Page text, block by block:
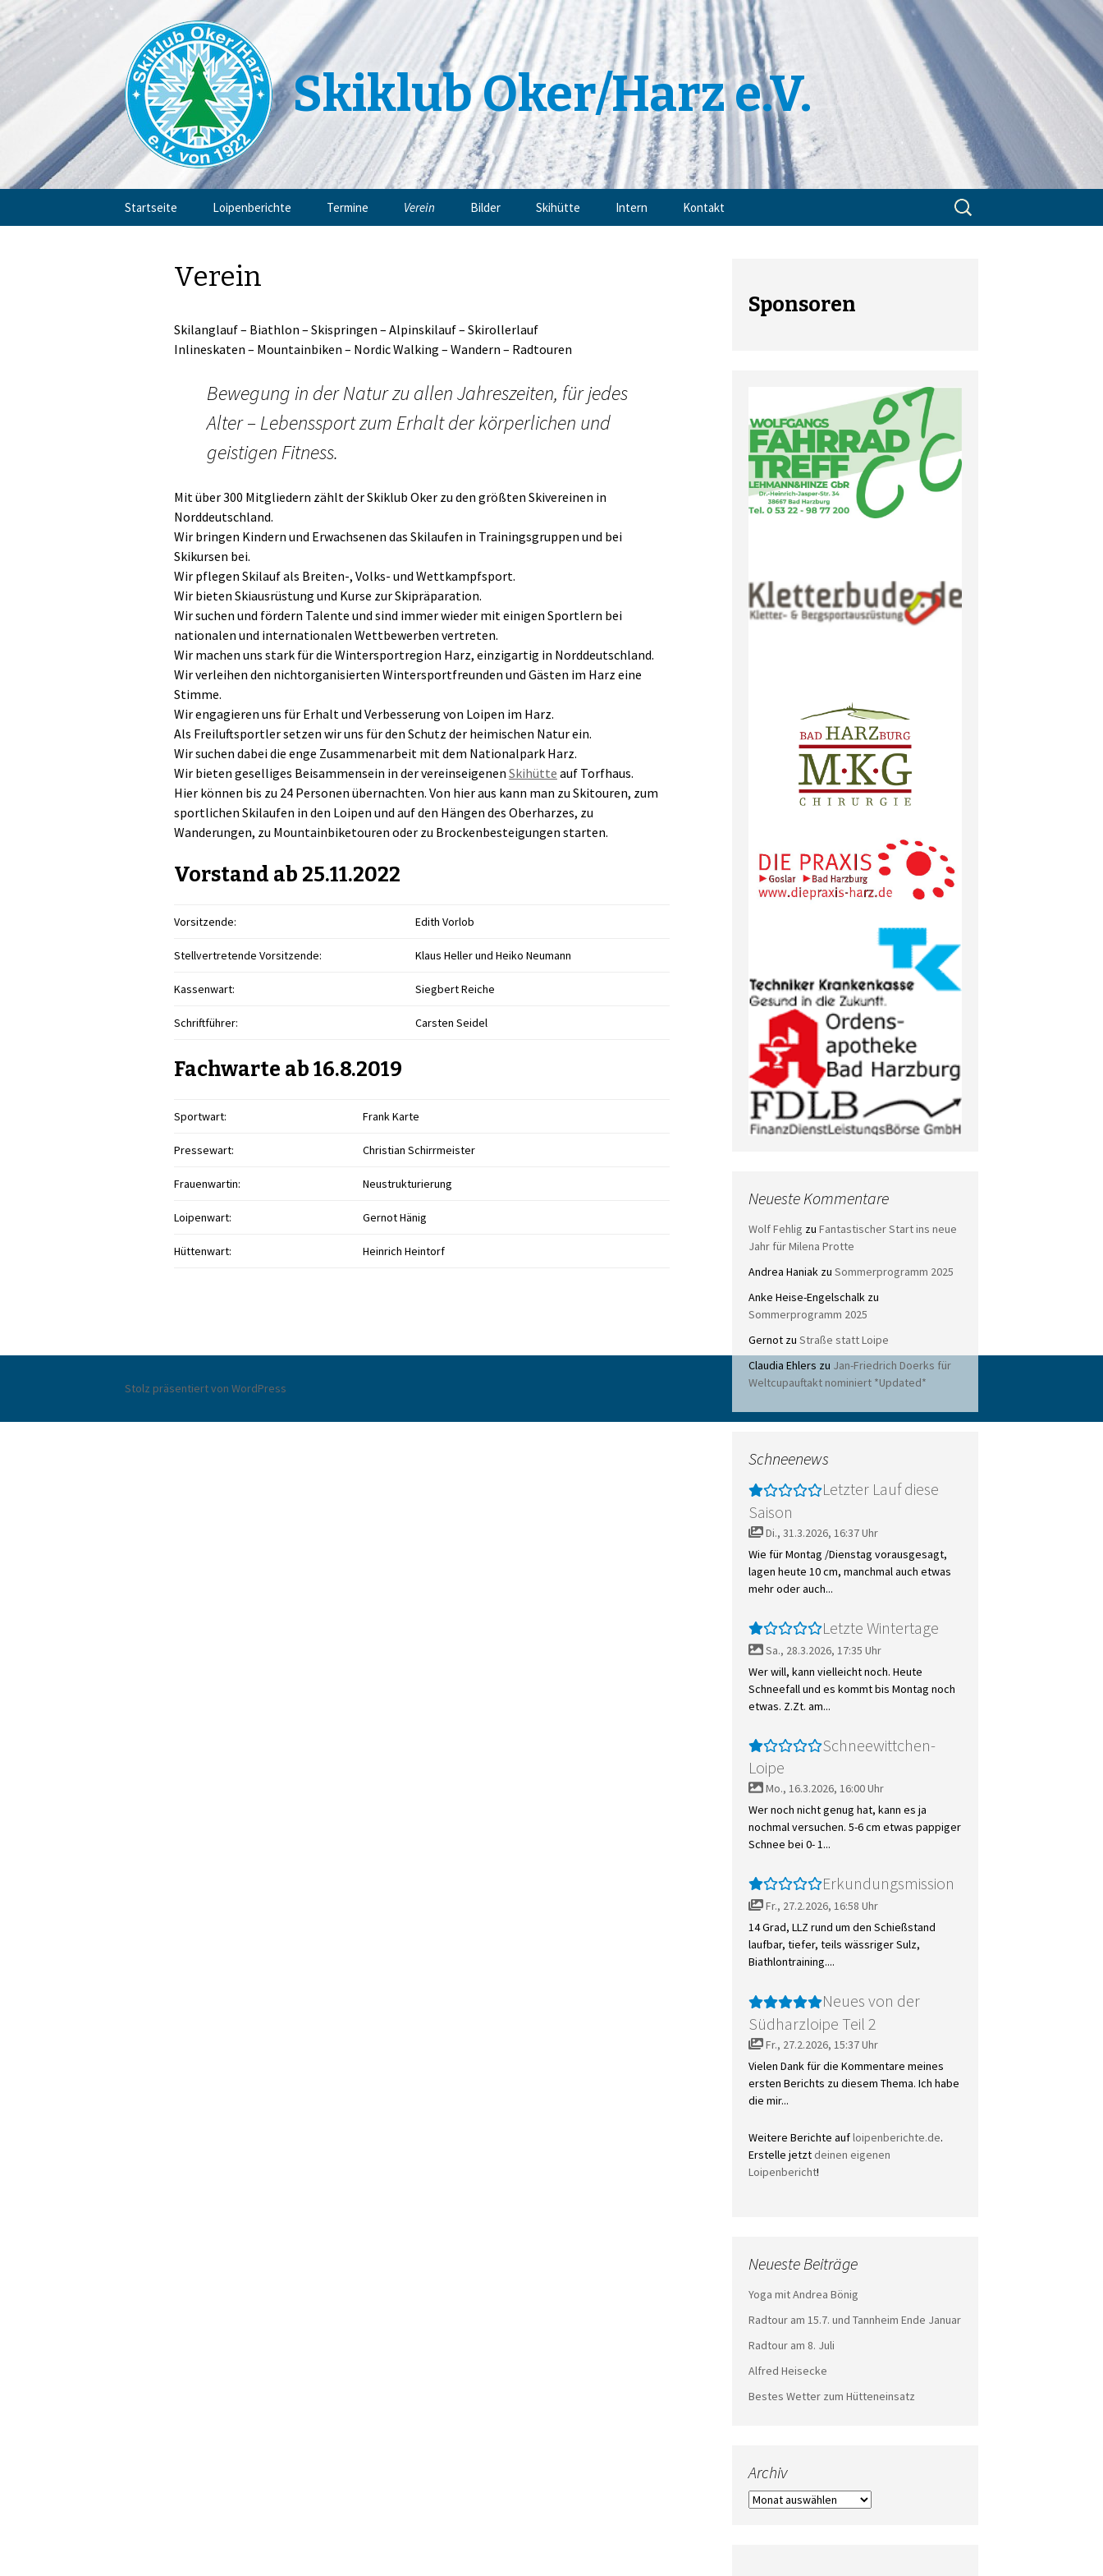
Skiklub Oker/Harz e.V.
Startseite Loipenberichte Termine Verein
Sponsoren
Links
Bilder Skihütte Intern Kontakt
Suchen
nach:
Verein
Skilanglauf – Biathlon – Skispringen – Alpinskilauf – Skirollerlauf
Inlineskaten – Mountainbiken – Nordic Walking – Wandern – Radtouren
Bewegung in der Natur zu allen Jahreszeiten, für jedes
Alter – Lebenssport zum Erhalt der körperlichen und
geistigen Fitness.
Mit über 300 Mitgliedern zählt der Skiklub Oker zu den größten Skivereinen in
Norddeutschland.
Wir bringen Kindern und Erwachsenen das Skilaufen in Trainingsgruppen und bei
Skikursen bei.
Wir pflegen Skilauf als Breiten-, Volks- und Wettkampfsport.
Wir bieten Skiausrüstung und Kurse zur Skipräparation.
Wir suchen und fördern Talente und sind immer wieder mit einigen Sportlern bei
nationalen und internationalen Wettbewerben vertreten.
Wir machen uns stark für die Wintersportregion Harz, einzigartig in Norddeutschland.
Wir verleihen den nichtorganisierten Wintersportfreunden und Gästen im Harz eine
Stimme.
Wir engagieren uns für Erhalt und Verbesserung von Loipen im Harz.
Als Freiluftsportler setzen wir uns für den Schutz der heimischen Natur ein.
Wir suchen dabei die enge Zusammenarbeit mit dem Nationalpark Harz.
Wir bieten geselliges Beisammensein in der vereinseigenen Skihütte auf Torfhaus.
Hier können bis zu 24 Personen übernachten. Von hier aus kann man zu Skitouren, zum
sportlichen Skilaufen in den Loipen und auf den Hängen des Oberharzes, zu
Wanderungen, zu Mountainbiketouren oder zu Brockenbesteigungen starten.
Vorstand ab 25.11.2022
Vorsitzende: Edith Vorlob
Stellvertretende Vorsitzende: Klaus Heller und Heiko Neumann
Kassenwart: Siegbert Reiche
Schriftführer: Carsten Seidel
Fachwarte ab 16.8.2019
Sportwart: Frank Karte
Pressewart: Christian Schirrmeister
Frauenwartin: Neustrukturierung
Loipenwart: Gernot Hänig
Hüttenwart: Heinrich Heintorf
Sponsoren
Neueste Kommentare
Wolf Fehlig zu Fantastischer Start ins neue
Jahr für Milena Protte
Andrea Haniak zu Sommerprogramm 2025
Anke Heise-Engelschalk zu
Sommerprogramm 2025
Gernot zu Straße statt Loipe
Claudia Ehlers zu Jan-Friedrich Doerks für
Weltcupauftakt nominiert *Updated*
Schneenews
Letzter Lauf diese
Saison
Di., 31.3.2026, 16:37 Uhr
Wie für Montag /Dienstag vorausgesagt,
lagen heute 10 cm, manchmal auch etwas
mehr oder auch...
Letzte Wintertage
Sa., 28.3.2026, 17:35 Uhr
Wer will, kann vielleicht noch. Heute
Schneefall und es kommt bis Montag noch
etwas. Z.Zt. am...
Schneewittchen-
Loipe
Mo., 16.3.2026, 16:00 Uhr
Wer noch nicht genug hat, kann es ja
nochmal versuchen. 5-6 cm etwas pappiger
Schnee bei 0- 1...
Erkundungsmission
Fr., 27.2.2026, 16:58 Uhr
14 Grad, LLZ rund um den Schießstand
laufbar, tiefer, teils wässriger Sulz,
Biathlontraining....
Neues von der
Südharzloipe Teil 2
Fr., 27.2.2026, 15:37 Uhr
Vielen Dank für die Kommentare meines
ersten Berichts zu diesem Thema. Ich habe
die mir...
Weitere Berichte aufloipenberichte.de.
Erstelle jetzt deinen eigenen
Loipenbericht!
Neueste Beiträge
Yoga mit Andrea Bönig
Radtour am 15.7. und Tannheim Ende Januar
Radtour am 8. Juli
Alfred Heisecke
Bestes Wetter zum Hütteneinsatz
Archiv
Archiv
Stolz präsentiert von WordPress